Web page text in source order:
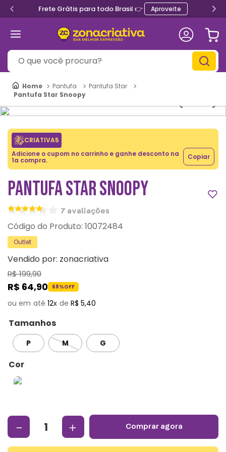
Frete Grátis para todo Brasil 👉 Aproveite
O que você procura?
Pantufa
Pantufa Star
Pantufa Star Snoopy
CRIATIVA5
Adicione o cupom no carrinho e ganhe desconto na
1a compra. Copiar
PANTUFA STAR SNOOPY
7 avaliações
: 10072484
Outlet
Vendido por: zonacriativa
R$199,90
R$ 64,90 68%OFF
12 R$ 5,40
Tamanhos
P M G
Cor
＋
－ comprar agora